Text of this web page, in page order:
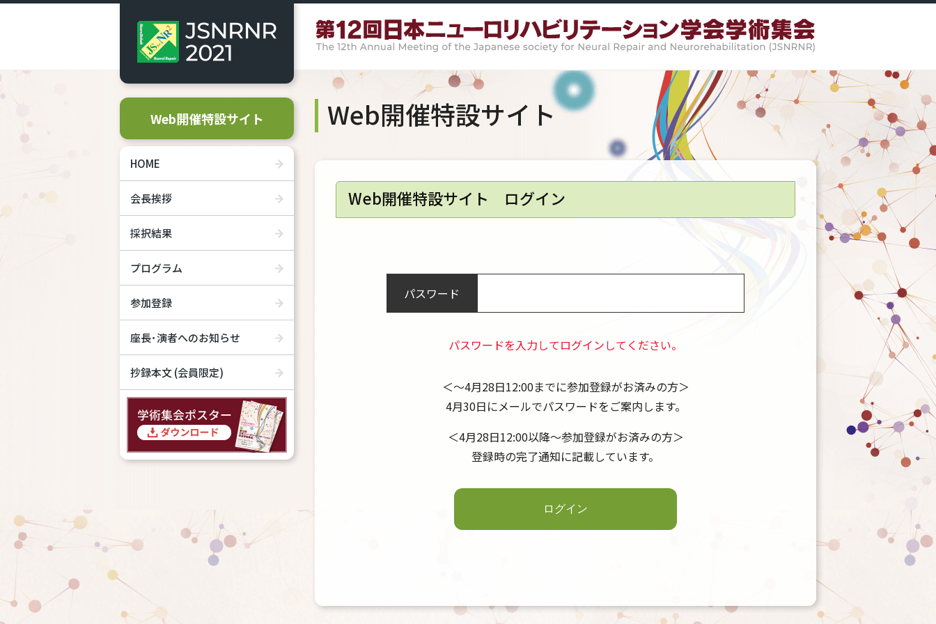
Web開催特設サイト
HOME
会長挨拶
採択結果
プログラム
参加登録
座長･演者へのお知らせ
抄録本文 (会員限定)
Web開催特設サイト
Web開催特設サイト ログイン
パスワード
パスワードを入力してログインしてください。
＜～4月28日12:00までに参加登録がお済みの方＞
4月30日にメールでパスワードをご案内します。
＜4月28日12:00以降～参加登録がお済みの方＞
登録時の完了通知に記載しています。